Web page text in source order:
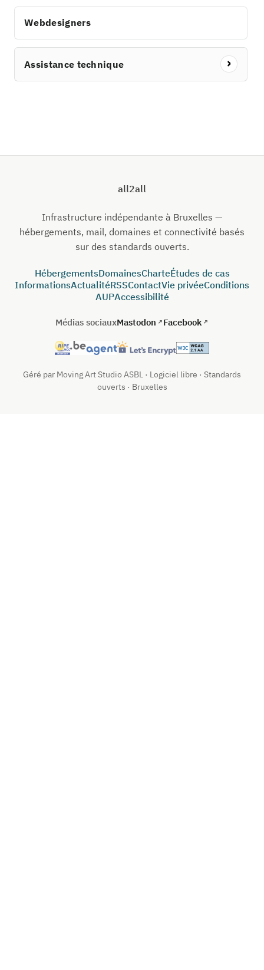
Webdesigners
Assistance technique
all2all
Infrastructure indépendante à Bruxelles —
hébergements, mail, domaines et connectivité basés
sur des standards ouverts.
HébergementsDomainesCharteÉtudes de cas
InformationsActualitéRSSContactVie privéeConditions
AUPAccessibilité
Médias sociauxMastodon Facebook
Géré par Moving Art Studio ASBL · Logiciel libre · Standards
ouverts · Bruxelles